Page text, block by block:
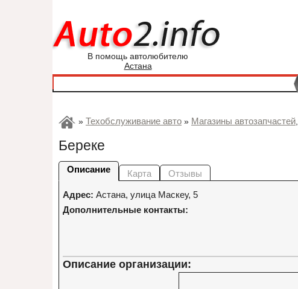
В помощь автолюбителю
Астана
» Техобслуживание авто » Магазины автозапчастей,
Береке
Описание Карта Отзывы
Адрес: Астана, улица Маскеу, 5
Дополнительные контакты:
Описание организации: